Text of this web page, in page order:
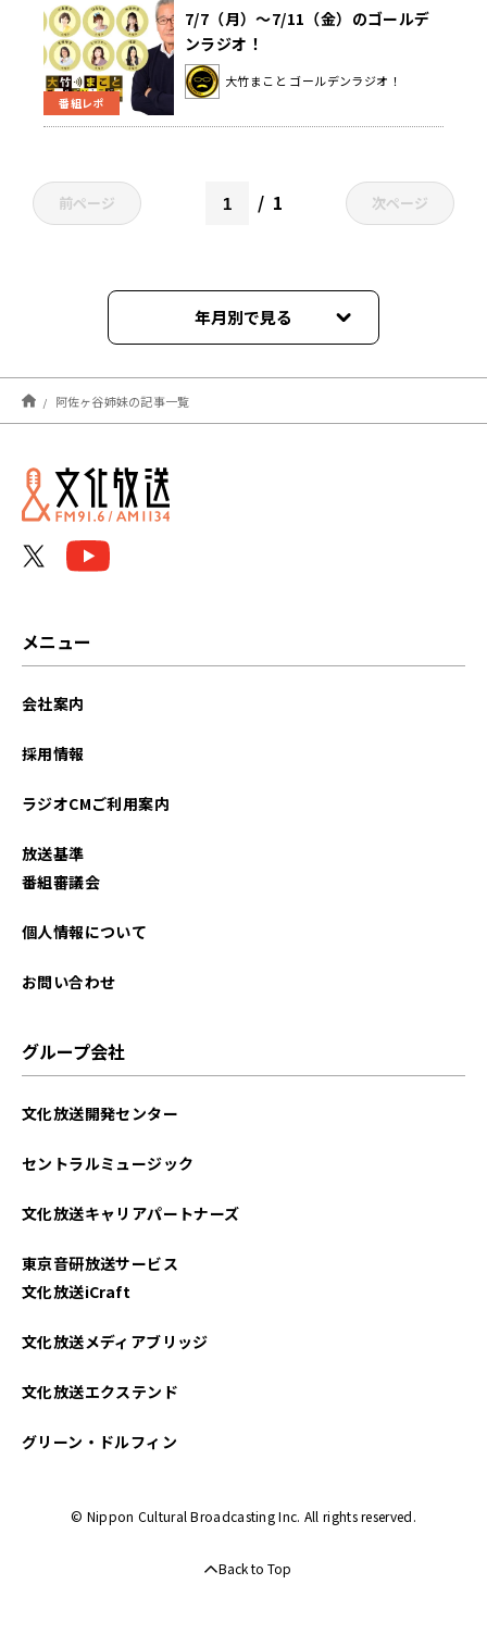
番組レポ
7/7（月）～7/11（金）のゴールデ
ンラジオ！
大竹まこと ゴールデンラジオ！
前ページ 1 次ページ
年月別で見る
2026年08月
2026年07月
2026年06月
2025年09月
2025年06月
2025年01月
2024年12月
2024年11月
阿佐ヶ谷姉妹の記事一覧
メニュー
会社案内
採用情報
ラジオCMご利用案内
放送基準
番組審議会
個人情報について
お問い合わせ
グループ会社
文化放送開発センター
セントラルミュージック
文化放送キャリアパートナーズ
東京音研放送サービス
文化放送iCraft
文化放送メディアブリッジ
文化放送エクステンド
グリーン・ドルフィン
© Nippon Cultural Broadcasting Inc. All rights reserved.
Back to Top